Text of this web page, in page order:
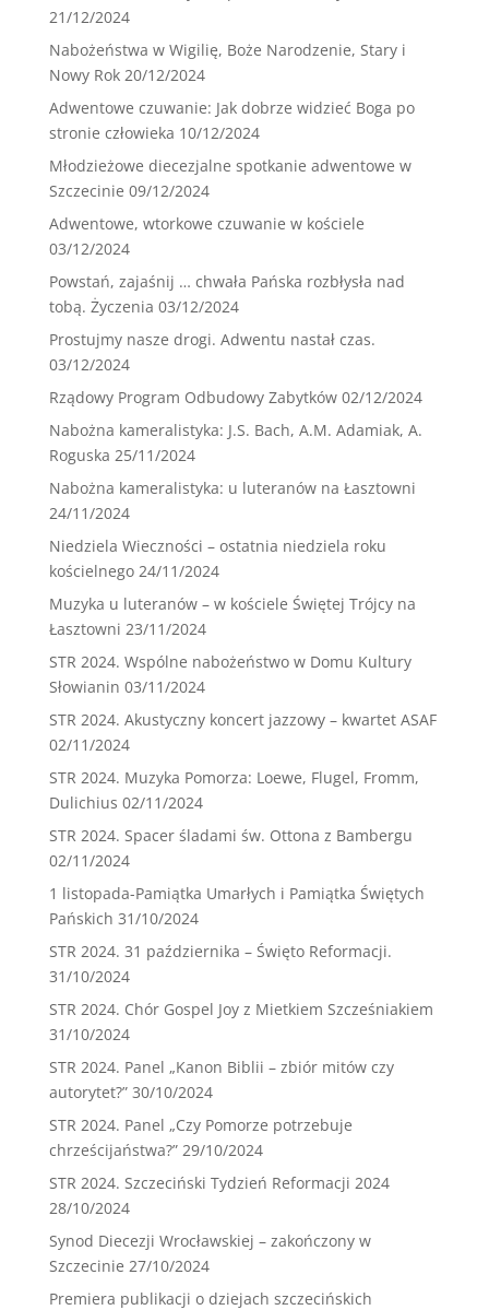
21/12/2024
Nabożeństwa w Wigilię, Boże Narodzenie, Stary i
Nowy Rok 20/12/2024
Adwentowe czuwanie: Jak dobrze widzieć Boga po
stronie człowieka 10/12/2024
Młodzieżowe diecezjalne spotkanie adwentowe w
Szczecinie 09/12/2024
Adwentowe, wtorkowe czuwanie w kościele
03/12/2024
Powstań, zajaśnij … chwała Pańska rozbłysła nad
tobą. Życzenia 03/12/2024
Prostujmy nasze drogi. Adwentu nastał czas.
03/12/2024
Rządowy Program Odbudowy Zabytków 02/12/2024
Nabożna kameralistyka: J.S. Bach, A.M. Adamiak, A.
Roguska 25/11/2024
Nabożna kameralistyka: u luteranów na Łasztowni
24/11/2024
Niedziela Wieczności – ostatnia niedziela roku
kościelnego 24/11/2024
Muzyka u luteranów – w kościele Świętej Trójcy na
Łasztowni 23/11/2024
STR 2024. Wspólne nabożeństwo w Domu Kultury
Słowianin 03/11/2024
STR 2024. Akustyczny koncert jazzowy – kwartet ASAF
02/11/2024
STR 2024. Muzyka Pomorza: Loewe, Flugel, Fromm,
Dulichius 02/11/2024
STR 2024. Spacer śladami św. Ottona z Bambergu
02/11/2024
1 listopada-Pamiątka Umarłych i Pamiątka Świętych
Pańskich 31/10/2024
STR 2024. 31 października – Święto Reformacji.
31/10/2024
STR 2024. Chór Gospel Joy z Mietkiem Szcześniakiem
31/10/2024
STR 2024. Panel „Kanon Biblii – zbiór mitów czy
autorytet?” 30/10/2024
STR 2024. Panel „Czy Pomorze potrzebuje
chrześcijaństwa?” 29/10/2024
STR 2024. Szczeciński Tydzień Reformacji 2024
28/10/2024
Synod Diecezji Wrocławskiej – zakończony w
Szczecinie 27/10/2024
Premiera publikacji o dziejach szczecińskich